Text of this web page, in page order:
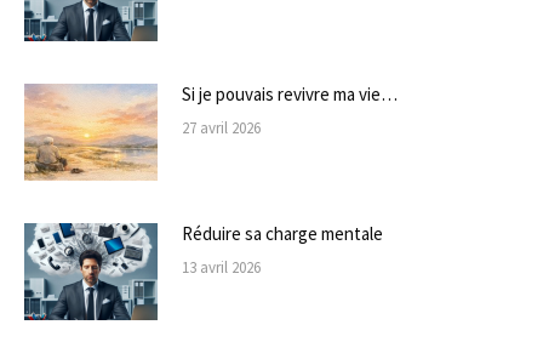
Si je pouvais revivre ma vie…
27 avril 2026
Réduire sa charge mentale
13 avril 2026